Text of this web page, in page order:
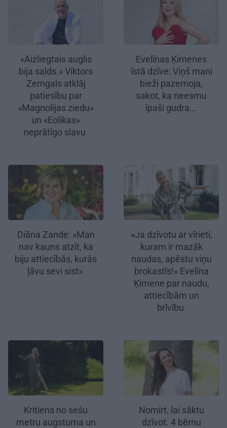
«Aizliegtais auglis
bija salds.» Viktors
Zemgals atklāj
patiesību par
«Magnolijas ziedu»
un «Eolikas»
neprātīgo slavu
Evelīnas Ķimenes
īstā dzīve: Viņš mani
bieži pazemoja,
sakot, ka neesmu
īpaši gudra…
Diāna Zande: «Man
nav kauns atzīt, ka
biju attiecībās, kurās
ļāvu sevi sist»
«Ja dzīvotu ar vīrieti,
kuram ir mazāk
naudas, apēstu viņu
brokastīs!» Evelīna
Ķimene par naudu,
attiecībām un
brīvību
Kritiens no sešu
metru augstuma un
Nomirt, lai sāktu
dzīvot. 4 bērnu